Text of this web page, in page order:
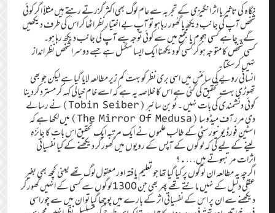
نگاہ کی تاثیر یا اثر انگیزی کے تجربہ سے عام لوگ بھی اکثر گزرتے رہتے ہیں مثلاً اگر کوئی
شخص آپ کی جانب دیکھ یا گھُور رہا ہو تو آپ بے اختیار نظر اٹھا کر اس کی طرف دیکھیں
گے۔ چاہے کسی ہجوم یا مجمع میں سے کوئی توجہ سے آپ کی جانب دیکھ رہا ہو۔
کسی شخص کا متو جہ ہو کر کسی کو دیکھنا ایک ایسا سگنل ہے جسے دوسرا شخص نظر انداز
نہیں کرسکتا۔
انسانی رویے کی سائنس میں اسی بری نظر کو بہت کم زیر مطالعہ لایا گیا ہے لیکن جو بھی
تھوڑی بہت تحقیق کی گئی ہے اس کا خلاصہ یہ ہے کہ اسے خام خیالی کہہ کر مسترد کردینا
کوئی دنشمندی کی بات نہیں ۔ ٹوبن سائبر (Tobin Seiber) نے رسالے
دی مرر آف میڈوسا (The Mirror Of Medusa) میں لکھا ہے کہ
اسٹین فورڈ یونیورسٹی کے طالب علموں نے ایک مرتبہ ایک تحقیق اس بات کا جائزہ
لینے کے لیے کی کہ لوگوں کے آپس کے رویوں میں گھور کر دیکھنے کے کیا نفسیاتی
اثرات مرتبہوتے ہیں….؟
اگرچہ یہ مطالعہ ان لوگوں پر کیا گیا تھا جو تعلیم یافتہ اور معقول لوگ تھے یعنی کچھ بھی بغیر
عقلی دلیل کے نہیں مانتے تھے پھر بھی جن 1300 لوگوں سے کسی کے انہیں گھور کر
دیکھنے سے ان پر اس کے نفسیاتی اثر کے بارے میں پوچھا گیا تو ان میں سے چوراسی